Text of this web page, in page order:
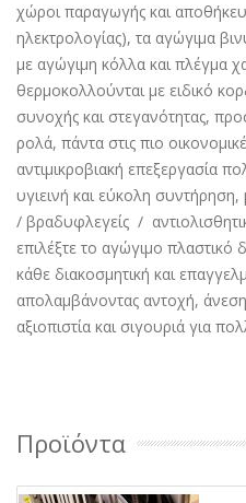
χώροι παραγωγής και
ηλεκτρολογίας), τα αγώγιμα
με αγώγιμη κόλλα και πλέγμα
θερμοκολλούνται με ειδικό
συνοχής και στεγανότητας,
ρολά, πάντα στις πιο
αντιμικροβιακή επεξεργασία
υγιεινή και εύκολη συντήρηση,
/ βραδυφλεγείς /
επιλέξτε το αγώγιμο
κάθε διακοσμητική και
απολαμβάνοντας αντοχή,
αξιοπιστία και σιγουριά για
Προϊόντα